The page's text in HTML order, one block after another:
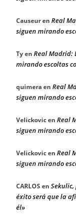
Causeuren Real
siguen mirando
Tyen Real Madrid:
mirando escoltas
quimeraen Real
siguen mirando
Velickovicen Real
siguen mirando
Velickovicen Real
siguen mirando
CARLOS en
éxito será que la
él»